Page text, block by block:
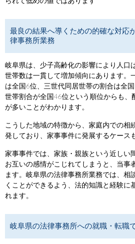
最良の結果へ導くための的確な対応
律事務所業務
岐阜県は、少子高齢化の影響により人口
世帯数は一貫して増加傾向にあります。
は全国6位、三世代同居世帯の割合は全
世帯割合が全国46位という順位からも、
が多いことがわかります。
こうした地域の特徴から、家庭内での相
発しており、家事事件に発展するケース
家事事件では、家族・親族という近しい
お互いの感情がこじれてしまうと、当事
ます。岐阜県の法律事務所業務では、相
くことができるよう、法的知識と経験に
れます。
岐阜県の法律事務所への就職・転職